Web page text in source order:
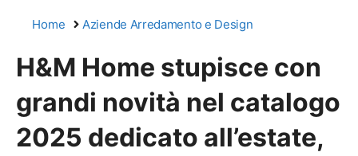
Home Aziende Arredamento e Design
H&M Home stupisce con
grandi novità nel catalogo
2025 dedicato all’estate,